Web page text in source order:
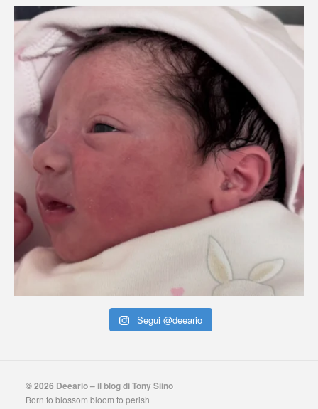
Segui @deeario
© 2026 Deeario – il blog di Tony Siino
Born to blossom bloom to perish